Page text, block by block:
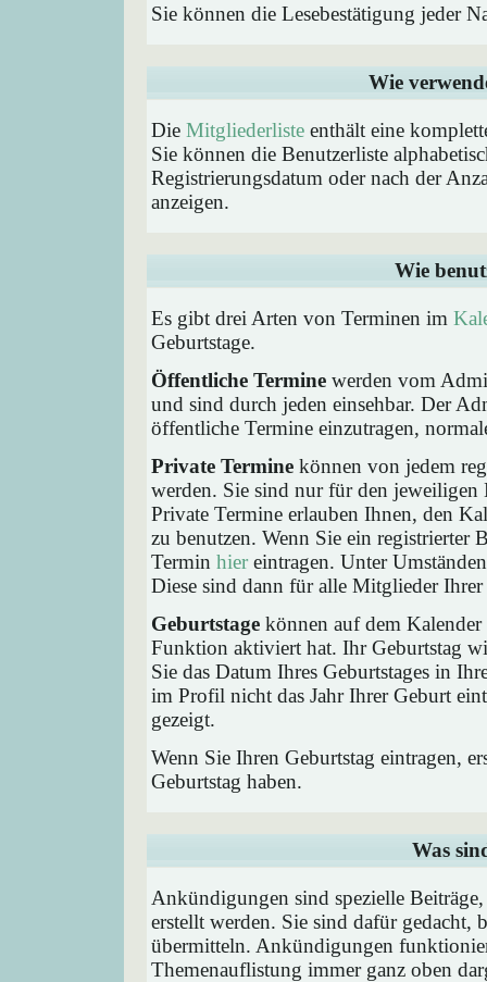
Sie können die Lesebestätigung jeder
Wie
Die Mitgliederliste enthält eine
Sie können die Benutzerliste
Registrierungsdatum oder nach der
anzeigen.
Wie
Es gibt drei Arten von Terminen im
Geburtstage.
Öffentliche Termine werden vom
und sind durch jeden einsehbar. Der
öffentliche Termine einzutragen,
Private Termine können von jedem
werden. Sie sind nur für den jeweiligen
Private Termine erlauben Ihnen, den
zu benutzen. Wenn Sie ein registrierter
Termin hiereintragen. Unter
Diese sind dann für alle Mitglieder
Geburtstage können auf dem
Funktion aktiviert hat. Ihr Geburtstag
Sie das Datum Ihres Geburtstages in
im Profil nicht das Jahr Ihrer Geburt
gezeigt.
Wenn Sie Ihren Geburtstag eintragen,
Geburtstag haben.
Was
Ankündigungen sind spezielle
erstellt werden. Sie sind dafür gedacht,
übermitteln. Ankündigungen
Themenauflistung immer ganz oben